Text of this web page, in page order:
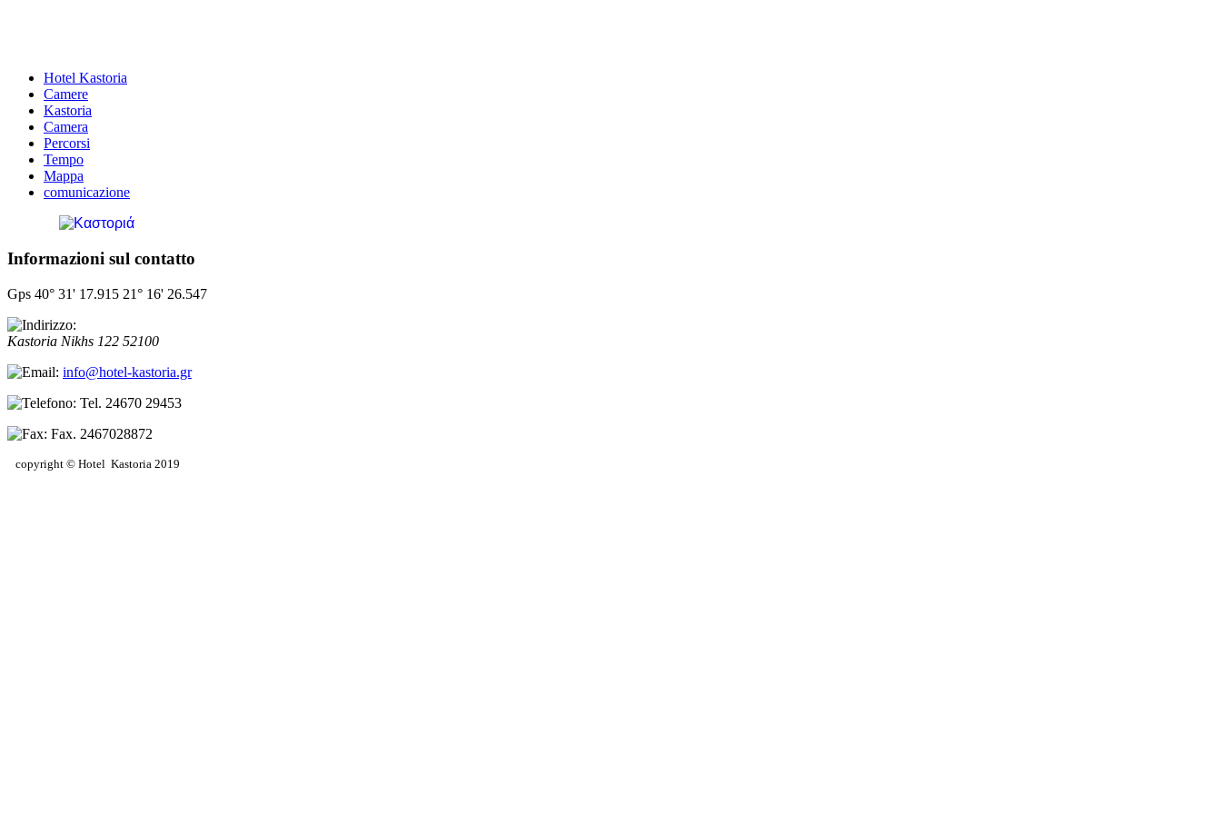
Hotel Kastoria
Camere
Kastoria
Camera
Percorsi
Tempo
Mappa
comunicazione
Informazioni sul contatto
Gps 40° 31' 17.915 21° 16' 26.547
Kastoria Nikhs 122 52100
info@hotel-kastoria.gr
Tel. 24670 29453
Fax. 2467028872
copyright © Hotel Kastoria 2019